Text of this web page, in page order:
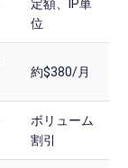
定額、IP単
位
約$380/月
ボリューム
割引